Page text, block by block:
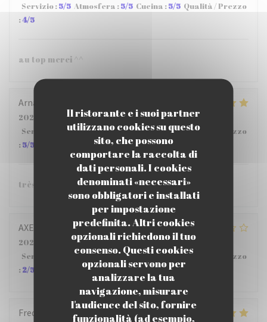
Il ristorante e i suoi partner
utilizzano cookies su questo
sito, che possono
comportare la raccolta di
dati personali. I cookies
denominati «necessari»
sono obbligatori e installati
per impostazione
predefinita. Altri cookies
opzionali richiedono il tuo
consenso. Questi cookies
opzionali servono per
analizzare la tua
navigazione, misurare
l'audience del sito, fornire
funzionalità (ad esempio,
Servizio:5/5 Atmosfera :5/5 Cucina :5/5 Qualità / Prezzo
:4/5
au top merci ^^
Arnaud
2026-07-29
- 12:15 - Ospiti 5
Servizio
/5 Atmosfera :5/5 Cucina: 5/5 Qualità / Prezzo
: 5/5
très bien.
AXELLE
2026-07-22
- 12:15 - Ospiti 4
Servizio
Atmosfera:3/5 Cucina:4/5 Qualità / Prezzo
: 2/5
Frederic